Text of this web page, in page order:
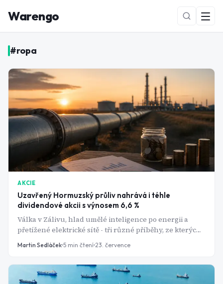
Warengo
NOVÉ
#ropa
AKCIE
Uzavřený Hormuzský průliv nahrává i téhle
dividendové akcii s výnosem 6,6 %
Válka v Zálivu, hlad umělé inteligence po energii a
přetížené elektrické sítě - tři různé příběhy, ze kterých
těží jedna americká potrubní firma s dividendovým
Martin Sedláček 5 min čtení 23. července